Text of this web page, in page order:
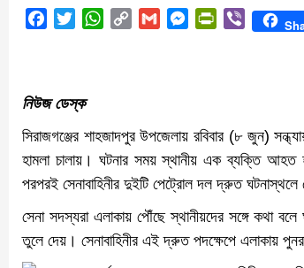
Facebook
TwitterWhatsApp
Copy
Gmail MessengerPrintFriendly
Viber
নিউজ ডেস্ক
সিরাজগঞ্জের শাহজাদপুর উপজেলায় রবিবার (৮ জুন)
হামলা চালায়। ঘটনার সময় স্থানীয় এক ব্যক্তি আহত
পরপরই সেনাবাহিনীর দুইটি পেট্রোল দল দ্রুত ঘটনাস্থলে
সেনা সদস্যরা এলাকায় পৌঁছে স্থানীয়দের সঙ্গে কথা
তুলে দেয়। সেনাবাহিনীর এই দ্রুত পদক্ষেপে এলাকায়